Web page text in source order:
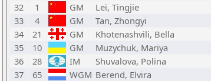
32
1 GM Lei, Tingjie
33
4 GM Tan, Zhongyi
34
21 GM Khotenashvili, Bella
35
10 GM Muzychuk, Mariya
36
28 IM Shuvalova, Polina
37
65 WGM Berend, Elvira